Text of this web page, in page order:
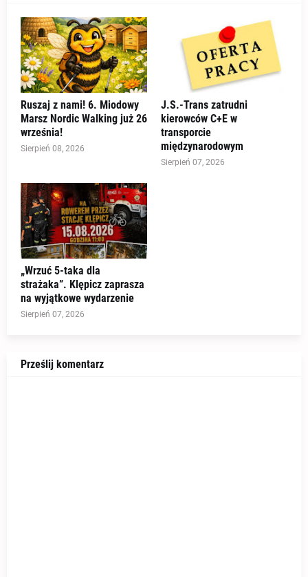
Ruszaj z nami! 6. Miodowy
Marsz Nordic Walking już 26
września!
Sierpień 08, 2026
J.S.-Trans zatrudni
kierowców C+E w
transporcie
międzynarodowym
Sierpień 07, 2026
„Wrzuć 5-taka dla
strażaka”. Klępicz zaprasza
na wyjątkowe wydarzenie
Sierpień 07, 2026
Prześlij komentarz